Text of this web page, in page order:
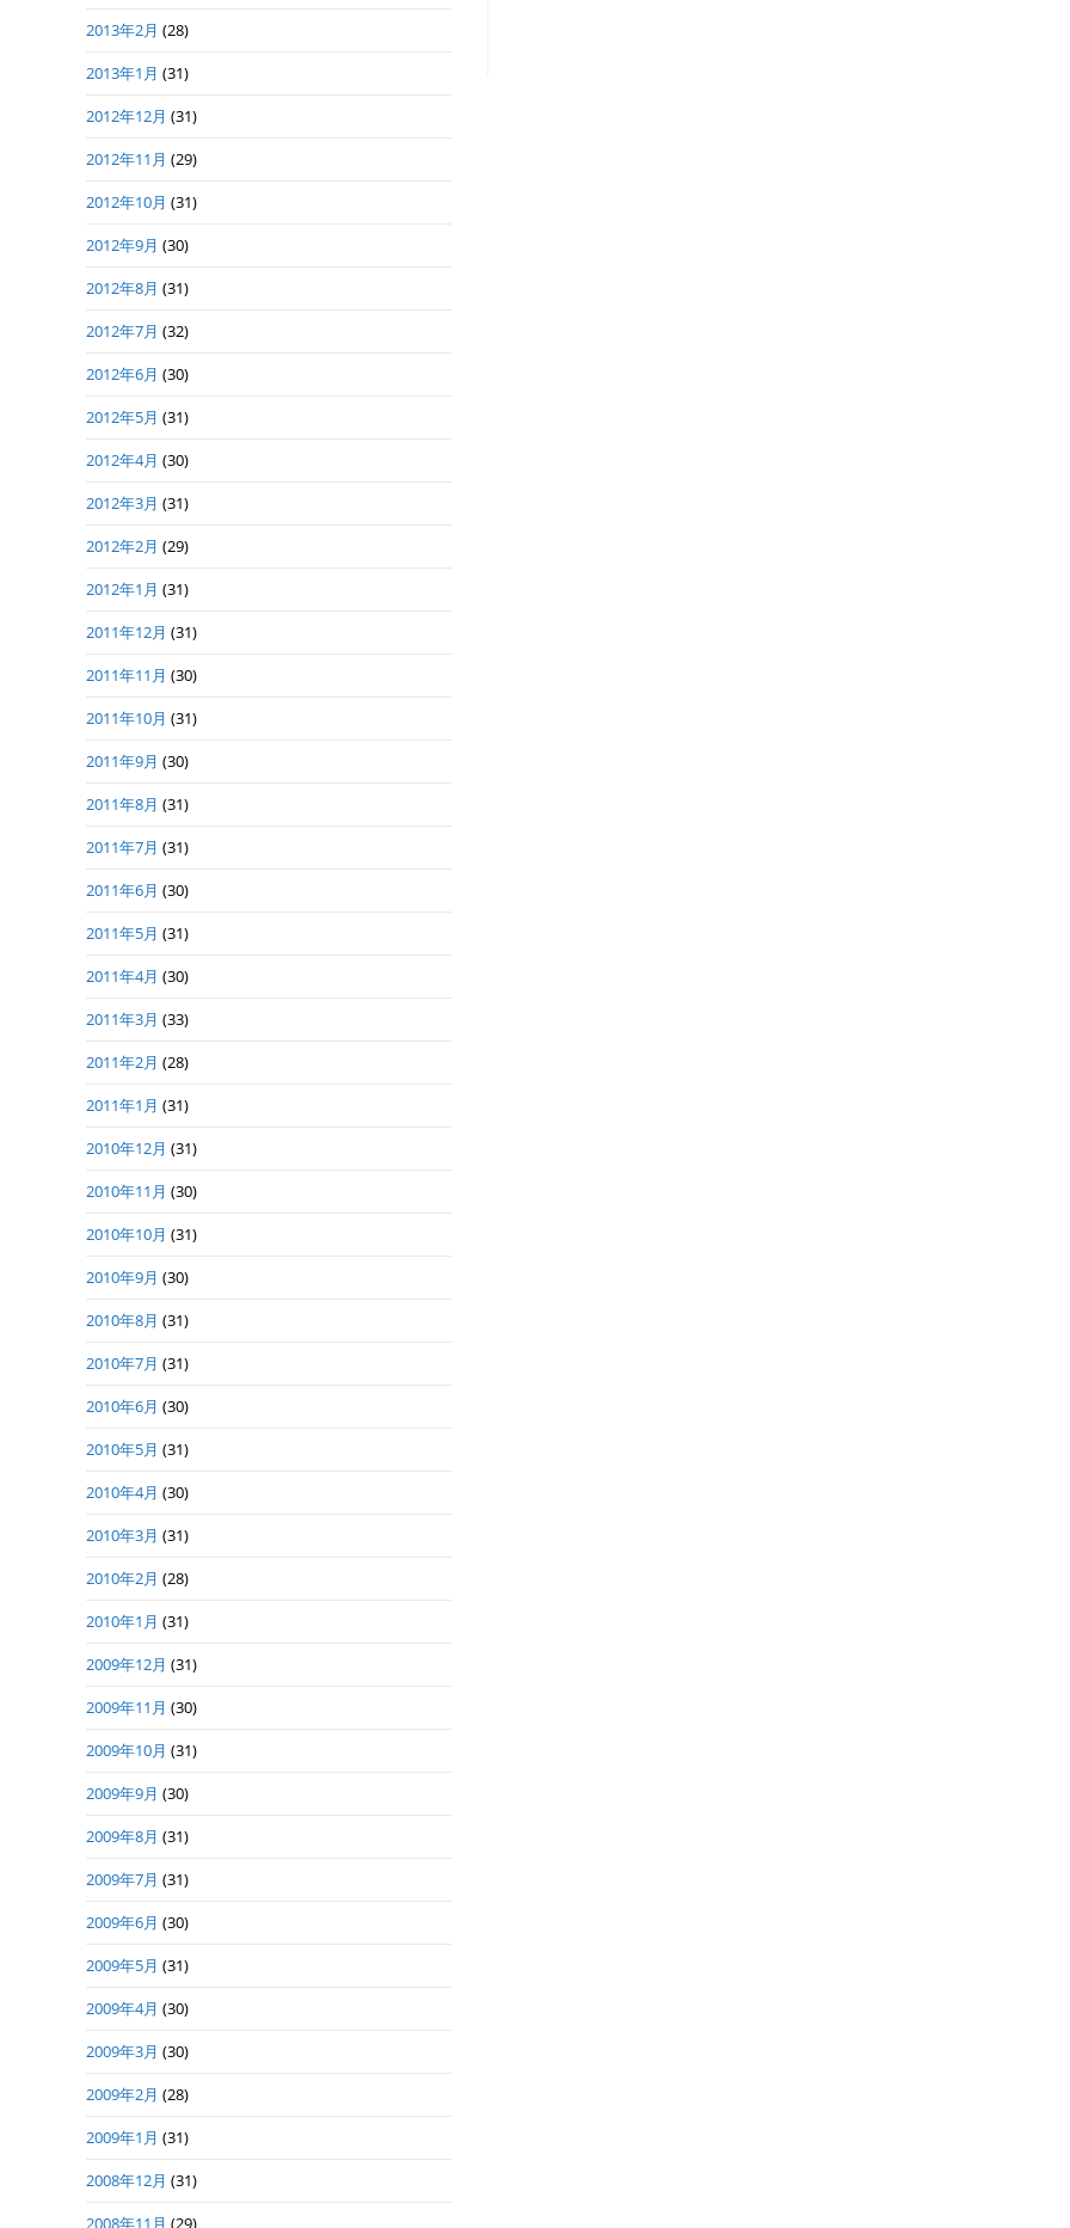
2013年2月 (28)
2013年1月 (31)
2012年12月 (31)
2012年11月 (29)
2012年10月 (31)
2012年9月 (30)
2012年8月 (31)
2012年7月 (32)
2012年6月 (30)
2012年5月 (31)
2012年4月 (30)
2012年3月 (31)
2012年2月 (29)
2012年1月 (31)
2011年12月 (31)
2011年11月 (30)
2011年10月 (31)
2011年9月 (30)
2011年8月 (31)
2011年7月 (31)
2011年6月 (30)
2011年5月 (31)
2011年4月 (30)
2011年3月 (33)
2011年2月 (28)
2011年1月 (31)
2010年12月 (31)
2010年11月 (30)
2010年10月 (31)
2010年9月 (30)
2010年8月 (31)
2010年7月 (31)
2010年6月 (30)
2010年5月 (31)
2010年4月 (30)
2010年3月 (31)
2010年2月 (28)
2010年1月 (31)
2009年12月 (31)
2009年11月 (30)
2009年10月 (31)
2009年9月 (30)
2009年8月 (31)
2009年7月 (31)
2009年6月 (30)
2009年5月 (31)
2009年4月 (30)
2009年3月 (30)
2009年2月 (28)
2009年1月 (31)
2008年12月 (31)
2008年11月 (29)